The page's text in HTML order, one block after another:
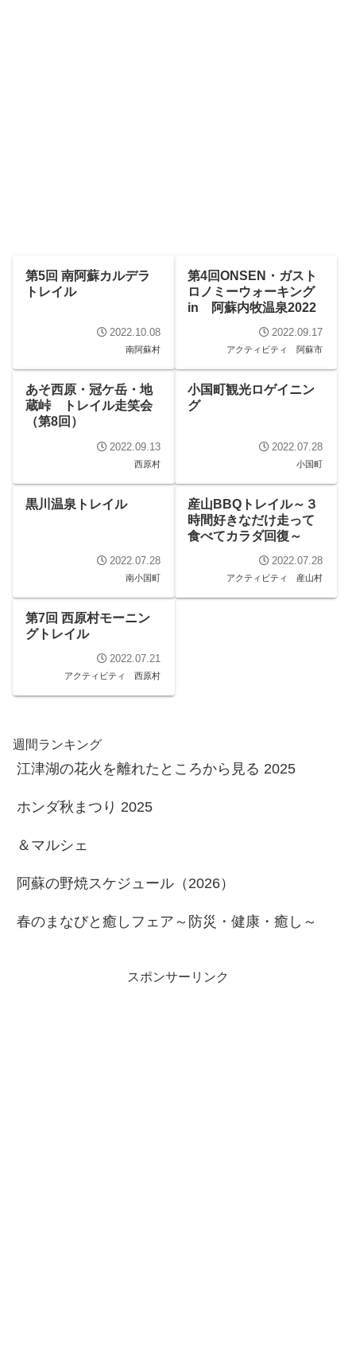
第5回 南阿蘇カルデラ
トレイル
2022.10.08
南阿蘇村
第4回ONSEN・ガスト
ロノミーウォーキング
in 阿蘇内牧温泉2022
2022.09.17
アクティビティ 阿蘇市
あそ西原・冠ケ岳・地
蔵峠 トレイル走笑会
（第8回）
2022.09.13
西原村
小国町観光ロゲイニン
グ
2022.07.28
小国町
黒川温泉トレイル
2022.07.28
南小国町
産山BBQトレイル～３
時間好きなだけ走って
食べてカラダ回復～
2022.07.28
アクティビティ 産山村
第7回 西原村モーニン
グトレイル
2022.07.21
アクティビティ 西原村
週間ランキング
江津湖の花火を離れたところから見る 2025
ホンダ秋まつり 2025
＆マルシェ
阿蘇の野焼スケジュール（2026）
春のまなびと癒しフェア～防災・健康・癒し～
スポンサーリンク